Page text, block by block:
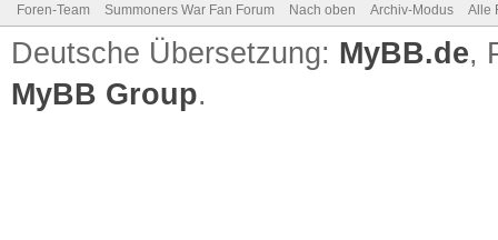
Foren-Team Summoners War Fan Forum Nach oben Archiv-Modus Alle
Deutsche Übersetzung: MyBB.de,
MyBB Group.